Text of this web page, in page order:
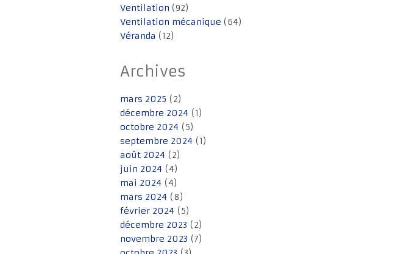
Ventilation (92)
Ventilation mécanique (64)
Véranda (12)
Archives
mars 2025 (2)
décembre 2024 (1)
octobre 2024 (5)
septembre 2024 (1)
août 2024 (2)
juin 2024 (4)
mai 2024 (4)
mars 2024 (8)
février 2024 (5)
décembre 2023 (2)
novembre 2023 (7)